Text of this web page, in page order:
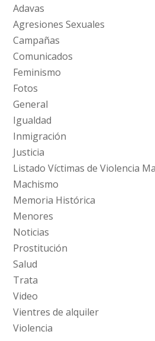
Adavas
Agresiones Sexuales
Campañas
Comunicados
Feminismo
Fotos
General
Igualdad
Inmigración
Justicia
Listado Víctimas de Violencia
Machismo
Memoria Histórica
Menores
Noticias
Prostitución
Salud
Trata
Video
Vientres de alquiler
Violencia